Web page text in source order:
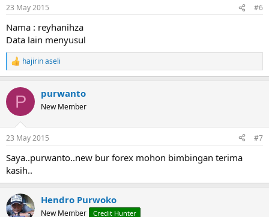
s
23 May 2015 #6
Nama : reyhanihza
Data lain menyusul
R
e
c
i
s
hajirin aseli
P purwanto
New Member
23 May 2015 #7
Saya..purwanto..new bur forex mohon bimbingan terima
kasih..
Hendro Purwoko
New Member Credit Hunter